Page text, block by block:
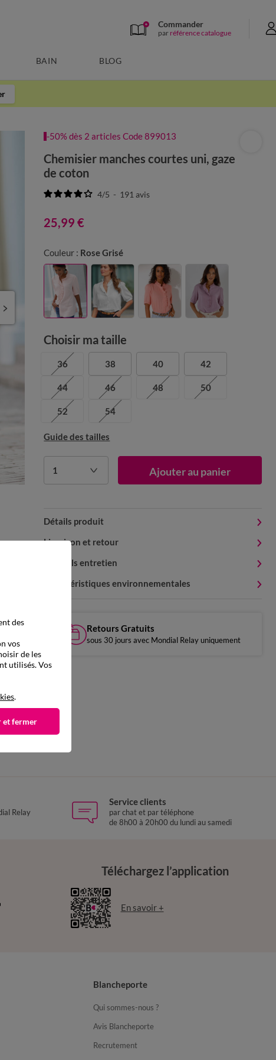
Commander
par référence catalogue
BAIN BLOG
-50% dès 2 articles Code 899013
Chemisier manches courtes uni, gaze
de coton
4/5 - 191avis
25,99 €
Couleur : Rose Grisé
Choisir ma taille
36 38 40 42
44 46 48 50
52 54
Guide des tailles
1 Ajouter au panier
Détails produit
Livraison et retour
Conseils entretien
Caractéristiques environnementales
Retours Gratuits
sous 30 jours avec Mondial Relay uniquement
Relay
Service clients
par chat et par téléphone
de 8h00 à 20h00 du lundi au samedi
Téléchargez l’application
En savoir +
Blancheporte
Qui sommes-nous ?
Avis Blancheporte
Recrutement
des
vos
de les
utilisés. Vos
.
et fermer